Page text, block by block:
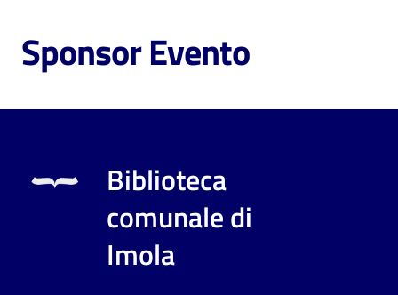
Cosa
puoi
Sponsor Evento
Biblioteca
comunale di
Imola